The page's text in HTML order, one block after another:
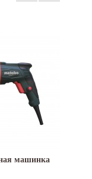
машинка